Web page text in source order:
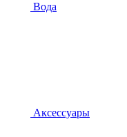
Вода
Аксессуары